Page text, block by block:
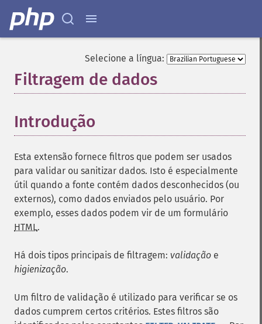
Selecione a língua:
Filtragem de dados
Introdução
Esta extensão fornece filtros que podem ser usados
para validar ou sanitizar dados. Isto é especialmente
útil quando a fonte contém dados desconhecidos (ou
externos), como dados enviados pelo usuário. Por
exemplo, esses dados podem vir de um formulário
HTML.
Há dois tipos principais de filtragem: validação e
higienização.
Um filtro de validação é utilizado para verificar se os
dados cumprem certos critérios. Estes filtros são